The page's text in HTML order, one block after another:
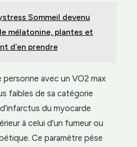
Sommeil devenu
mélatonine, plantes et
d’en prendre
avec un VO2 max
faibles de sa catégorie
du myocarde
à celui d’un fumeur ou
Ce paramètre pèse